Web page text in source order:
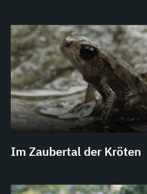
Im Zaubertal der Kröten